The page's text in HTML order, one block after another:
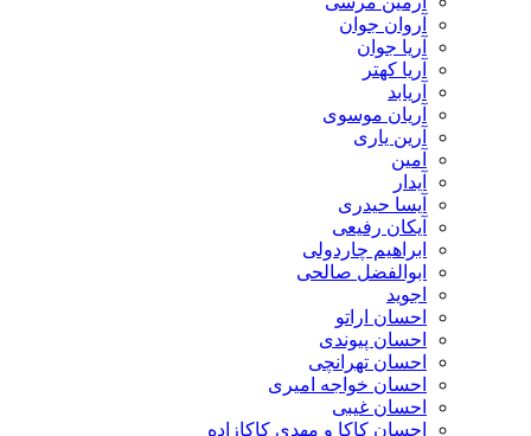
آروان جوان
آریا جوان
آریا کهتر
آریابد
آریان موسوی
آرین یاری
آمین
آیدار
آیسا حیدری
آیکان رفیعی
ابراهیم چاردولی
ابوالفضل صالحی
اجوید
احسان اراتو
احسان پیوندی
احسان تهرانچی
احسان خواجه امیری
احسان غیبی
احسان کاکا و مهدی کاکازاده